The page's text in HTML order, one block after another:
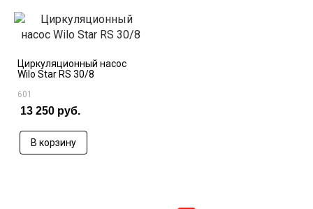
Циркуляционный насос
Wilo Star RS 30/8
601
13 250 руб.
В корзину